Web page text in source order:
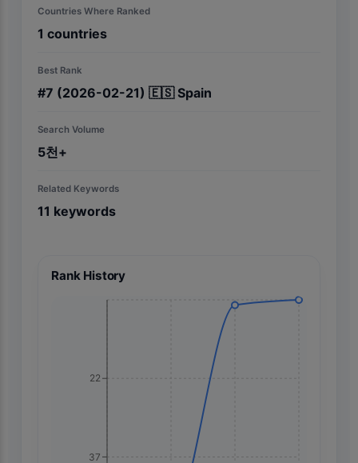
Countries Where Ranked
1 countries
Best Rank
#7 (2026-02-21) 🇪🇸 Spain
Search Volume
5천+
Related Keywords
11 keywords
Rank History
22
37